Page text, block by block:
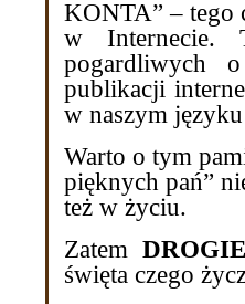
KONTA” – tego
w Internecie.
pogardliwych
publikacji
w naszym
Warto o tym
pięknych pań”
też w życiu.
Zatem
święta czego